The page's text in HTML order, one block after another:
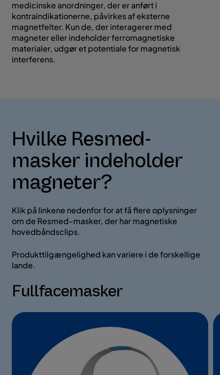
medicinske anordninger, der er anført i
kontraindikationerne, påvirkes af eksterne
magnetfelter. Kun de, der interagerer med
magneter eller indeholder ferromagnetiske
materialer, udgør et potentiale for magnetisk
interferens.
Hvilke Resmed-
masker indeholder
magneter?
Klik på linkene nedenfor for at få flere oplysninger
om de Resmed-masker, der har magnetiske
hovedbåndsclips.
Produkttilgængelighed kan variere i de forskellige
lande.
Fullfacemasker